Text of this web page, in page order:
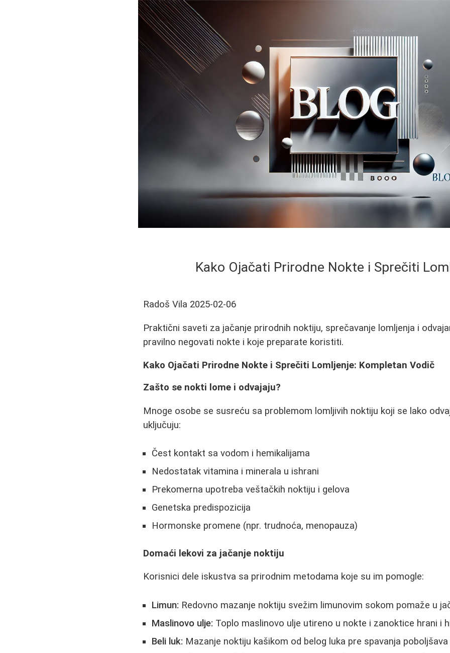
Kako Ojačati Prirodne Nokte i Sprečiti
Radoš Vila 2025-02-06
Praktični saveti za jačanje prirodnih noktiju, sprečavanje lomljenja i
pravilno negovati nokte i koje preparate koristiti.
Kako Ojačati Prirodne Nokte i Sprečiti Lomljenje: Kompletan Vodič
Zašto se nokti lome i odvajaju?
Mnoge osobe se susreću sa problemom lomljivih noktiju koji se lako
uključuju:
Čest kontakt sa vodom i hemikalijama
Nedostatak vitamina i minerala u ishrani
Prekomerna upotreba veštačkih noktiju i gelova
Genetska predispozicija
Hormonske promene (npr. trudnoća, menopauza)
Domaći lekovi za jačanje noktiju
Korisnici dele iskustva sa prirodnim metodama koje su im pomogle:
Limun: Redovno mazanje noktiju svežim limunovim sokom pomaže u
Maslinovo ulje: Toplo maslinovo ulje utireno u nokte i zanoktice hrani i
Beli luk: Mazanje noktiju kašikom od belog luka pre spavanja